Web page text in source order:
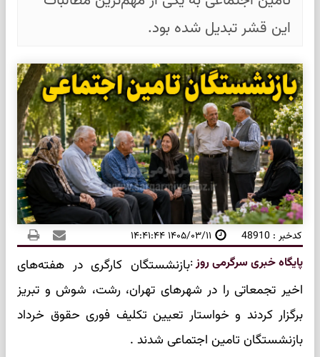
این قشر تبدیل شده بود.
کدخبر : 48910 ۱۴۰۵/۰۳/۱۱ ۱۴:۴۱:۴۴
پایگاه خبری سرگرمی روز:بازنشستگان کارگری در هفته‌های
اخیر تجمعاتی را در شهرهای تهران، رشت، شوش و تبریز
برگزار کردند و خواستار تعیین تکلیف فوری حقوق خرداد
بازنشستگان تامین اجتماعی شدند .